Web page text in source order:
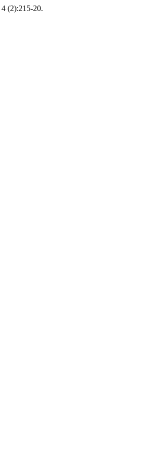
4 (2):215-20.